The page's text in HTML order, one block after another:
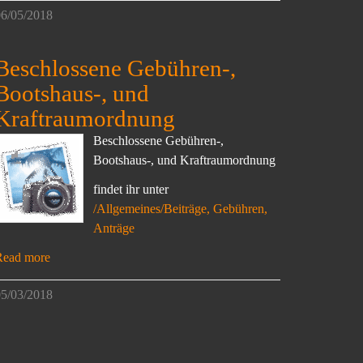
05/2018
Gebühren-,
, und
Beschlossene Gebühren-,
Bootshaus-, und Kraftraumordnung
findet ihr unter
/Allgemeines/Beiträge, Gebühren,
Anträge
more
03/2018